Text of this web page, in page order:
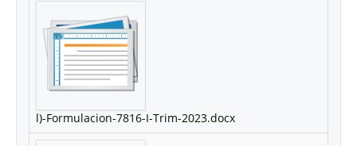
l)-Formulacion-7816-I-Trim-2023.docx